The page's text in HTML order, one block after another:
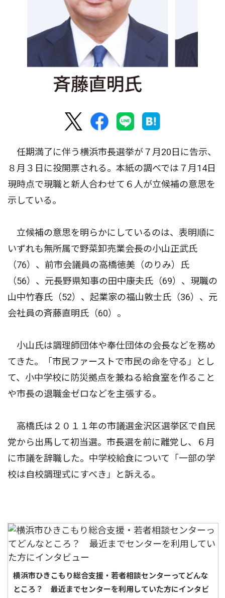
任期満了に伴う横浜市長選挙が７月20日に告示、
８月３日に投開票される。本紙の調べでは７月14日
現時点で現職と新人合わせて６人が立候補の意思を
示している。
立候補の意思を明らかにしているのは、表明順に
いずれも無所属で野菜卸売業会長の小山正武氏
（76）、前市会議員の高橋徳美（のりみ）氏
（56）、元長野県知事の田中康夫氏（69）、現職の
山中竹春氏（52）、起業家の福山敦士氏（36）、元
会社員の斉藤直明氏（60）。
小山氏は調理師団体や奉仕団体の会長などを務め
てきた。「市民ファーストで市民の命を守る」とし
て、小中学校に防災拠点を兼ねる給食室を作ること
や市長の退職金ゼロなどを主張する。
高橋氏は２０１１年の市議選金沢区選挙区で自民
党から出馬して初当選。市長選を前に離党し、６月
に市議を辞職した。中学校給食について「一部の学
校は自校調理式にすべき」と訴える。
横浜市ひきこもり総合支援・若者相談センターってどんな
ところ？ 最近までセンターを利用していた方にインタビ